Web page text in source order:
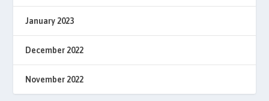
January 2023
December 2022
November 2022